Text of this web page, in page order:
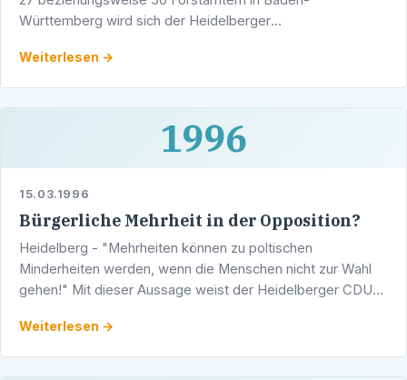
Württemberg wird sich der Heidelberger
morgigen Freitag, 13. 9. …
Weiterlesen →
1996
15.03.1996
Bürgerliche Mehrheit in der Opposition?
Heidelberg - "Mehrheiten können zu poltischen
Minderheiten werden, wenn die Menschen nicht zur Wahl
gehen!" Mit dieser Aussage weist der Heidelberger CDU-
Weiterlesen →